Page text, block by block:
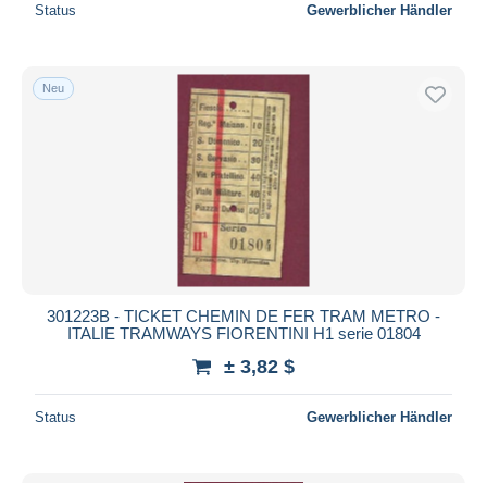
Status Gewerblicher Händler
Neu
301223B - TICKET CHEMIN DE FER TRAM METRO -
ITALIE TRAMWAYS FIORENTINI H1 serie 01804
± 3,82 $
Status Gewerblicher Händler